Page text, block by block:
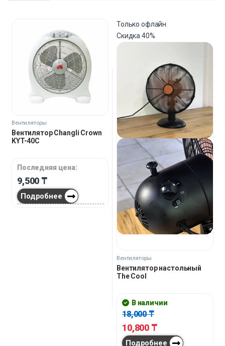
Вентиляторы
Вентилятор Changli Crown
KYT-40C
Последняя цена:
9,500 ₸
Подробнее
Только офлайн
Скидка40%
Вентиляторы
Вентилятор настольный
The Cool
В наличии
18,000₸
10,800 ₸
Подробнее